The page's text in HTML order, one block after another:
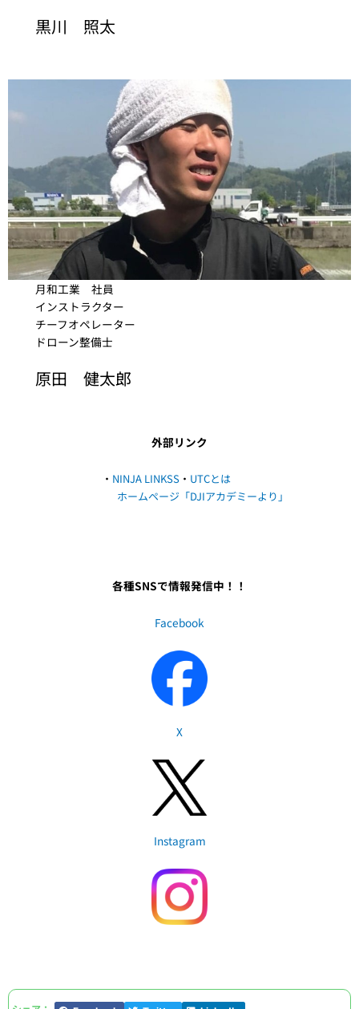
黒川 照太
月和工業 社員
インストラクター
チーフオペレーター
ドローン整備士
原田 健太郎
外部リンク
・ NINJA LINKSS
ホームページ
・ UTCとは
「DJIアカデミーより」
各種SNSで情報発信中！！
Facebook
X
Instagram